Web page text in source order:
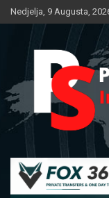
Skip
to
Nedjelja, 9 Augusta,
Pozitivna